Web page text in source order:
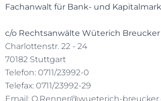
Fachanwalt für Bank- und
c/o Rechtsanwälte Wüterich Breucker
Charlottenstr. 22 - 24
70182 Stuttgart
Telefon: 0711/23992-0
Telefax: 0711/23992-29
Email: O.Renner@wueterich-